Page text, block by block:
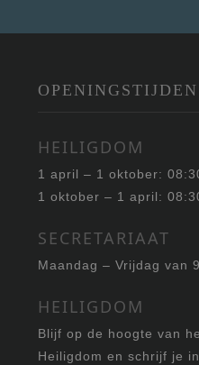
OPENINGSTIJDEN
HEILIGDOM
1 april – 1 oktober:
1 oktober – 1 april:
SECRETARIAAT
Maandag – Vrijdag van
HEILIGDOM
Blijf op de hoogte van
Heiligdom en schrijf je